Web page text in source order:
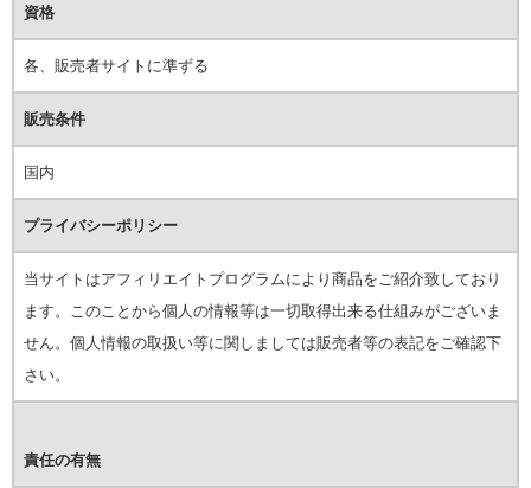
資格
各、販売者サイトに準ずる
販売条件
国内
プライバシーポリシー
当サイトはアフィリエイトプログラムにより商品をご紹介致しており
ます。このことから個人の情報等は一切取得出来る仕組みがございま
せん。個人情報の取扱い等に関しましては販売者等の表記をご確認下
さい。
責任の有無